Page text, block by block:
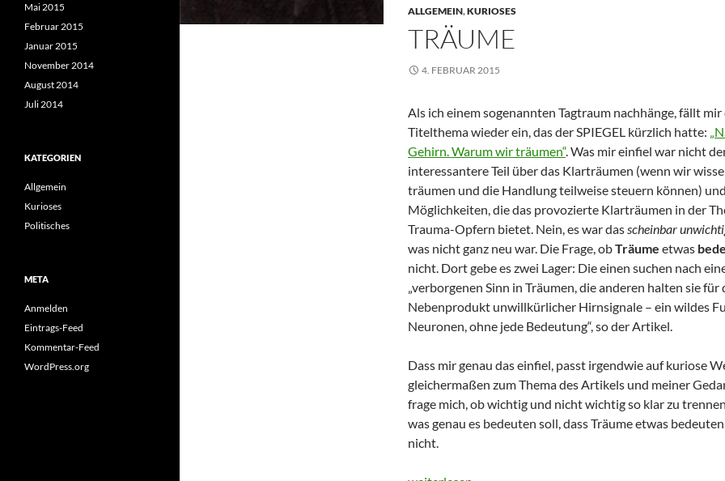
ALLGEMEIN,KURIOSES
TRÄUME
4. FEBRUAR 2015
Als ich einem sogenannten Tagtraum nachhänge, fällt mir
Titelthema wieder ein, das der SPIEGEL kürzlich hatte:
Gehirn. Warum wir träumen“. Was mir einfiel war nicht
interessantere Teil über das Klarträumen (wenn wir
träumen und die Handlung teilweise steuern können)
Möglichkeiten, die das provozierte Klarträumen in der
Trauma-Opfern bietet. Nein, es war dasscheinbar
was nicht ganz neu war. Die Frage, obTräume etwas
nicht. Dort gebe es zwei Lager: Die einen suchen nach
„verborgenen Sinn in Träumen, die anderen halten sie für
Nebenprodukt unwillkürlicher Hirnsignale – ein wildes
Neuronen, ohne jede Bedeutung“, so der Artikel.
Dass mir genau das einfiel, passt irgendwie auf kuriose
gleichermaßen zum Thema des Artikels und meiner
frage mich, ob wichtig und nicht wichtig so klar zu
was genau es bedeuten soll, dass Träume etwas
nicht.
Mai 2015
Februar 2015
Januar 2015
November 2014
August 2014
Juli 2014
KATEGORIEN
Allgemein
Kurioses
Politisches
META
Anmelden
Eintrags-Feed
Kommentar-Feed
WordPress.org